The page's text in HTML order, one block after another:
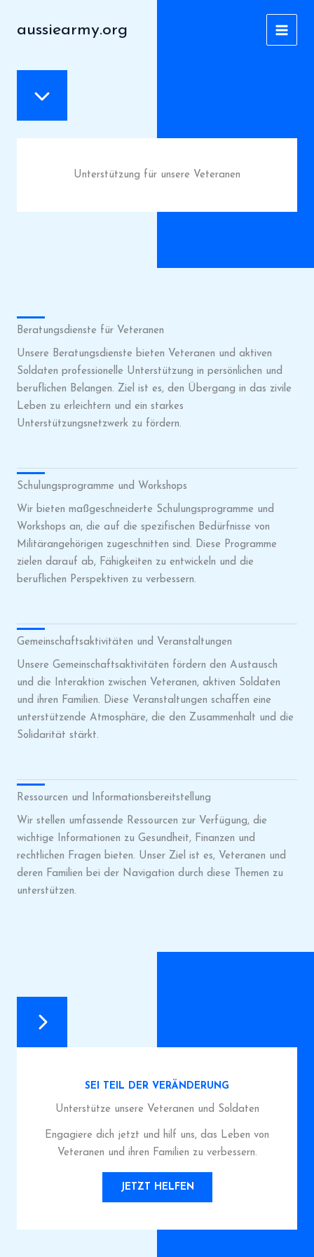
Inhaltaussiearmy.org
Unterstützung für unsere Veteranen
Beratungsdienste für Veteranen
Unsere Beratungsdienste bieten Veteranen und aktiven
Soldaten professionelle Unterstützung in persönlichen und
beruflichen Belangen. Ziel ist es, den Übergang in das zivile
Leben zu erleichtern und ein starkes
Unterstützungsnetzwerk zu fördern.
Schulungsprogramme und Workshops
Wir bieten maßgeschneiderte Schulungsprogramme und
Workshops an, die auf die spezifischen Bedürfnisse von
Militärangehörigen zugeschnitten sind. Diese Programme
zielen darauf ab, Fähigkeiten zu entwickeln und die
beruflichen Perspektiven zu verbessern.
Gemeinschaftsaktivitäten und Veranstaltungen
Unsere Gemeinschaftsaktivitäten fördern den Austausch
und die Interaktion zwischen Veteranen, aktiven Soldaten
und ihren Familien. Diese Veranstaltungen schaffen eine
unterstützende Atmosphäre, die den Zusammenhalt und die
Solidarität stärkt.
Ressourcen und Informationsbereitstellung
Wir stellen umfassende Ressourcen zur Verfügung, die
wichtige Informationen zu Gesundheit, Finanzen und
rechtlichen Fragen bieten. Unser Ziel ist es, Veteranen und
deren Familien bei der Navigation durch diese Themen zu
unterstützen.
SEI TEIL DER VERÄNDERUNG
Unterstütze unsere Veteranen und Soldaten
Engagiere dich jetzt und hilf uns, das Leben von
Veteranen und ihren Familien zu verbessern.
JETZT HELFEN